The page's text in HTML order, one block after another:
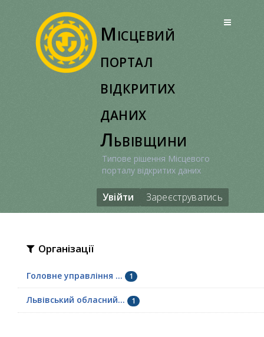
Місцевий
портал
відкритих
даних
Львівщини
Типове рішення Місцевого
порталу відкритих даних
Увійти Зареєструватись
Організації
Головне управління ... 1
Львівський обласний... 1